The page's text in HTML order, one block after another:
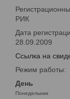
РИК
Дата
28.09.2009
Ссылка на
Режим работы:
День
Понедельник